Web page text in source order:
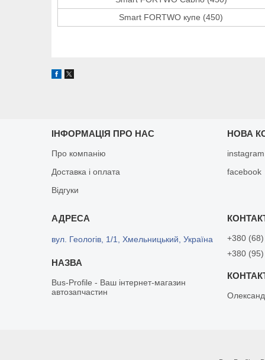
Smart FORTWO купе (450)
ІНФОРМАЦІЯ ПРО НАС
Про компанію
Доставка і оплата
Відгуки
НОВА
instagram
facebook
вул. Геологів, 1/1, Хмельницький, Україна
Bus-Profile - Ваш інтернет-магазин
автозапчастин
+380
+380